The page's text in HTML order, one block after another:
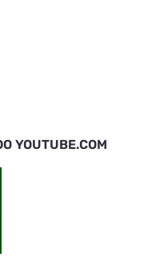
YOUTUBE.COM